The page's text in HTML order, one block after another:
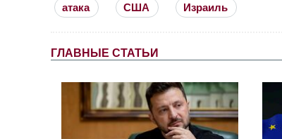
атака США Израиль
ГЛАВНЫЕ СТАТЬИ